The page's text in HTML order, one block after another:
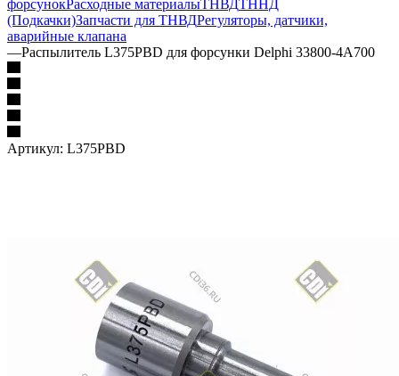
форсунокРасходные материалыТНВД ТННД
(Подкачки)Запчасти для ТНВДРегуляторы, датчики,
аварийные клапана
—Распылитель L375PBD для форсунки Delphi 33800-4A700
Артикул: L375PBD